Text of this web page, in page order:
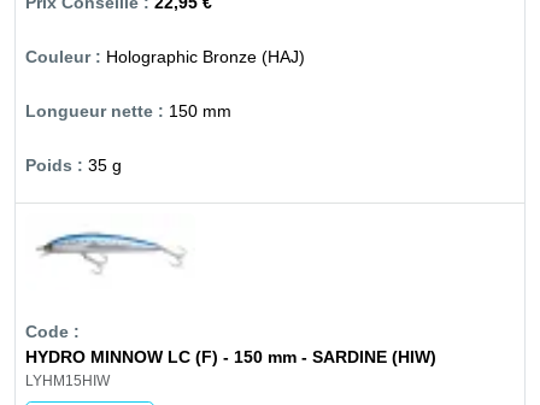
Holographic Bronze (HAJ)
150 mm
35 g
HYDRO MINNOW LC (F) - 150 mm - SARDINE (HIW)
LYHM15HIW